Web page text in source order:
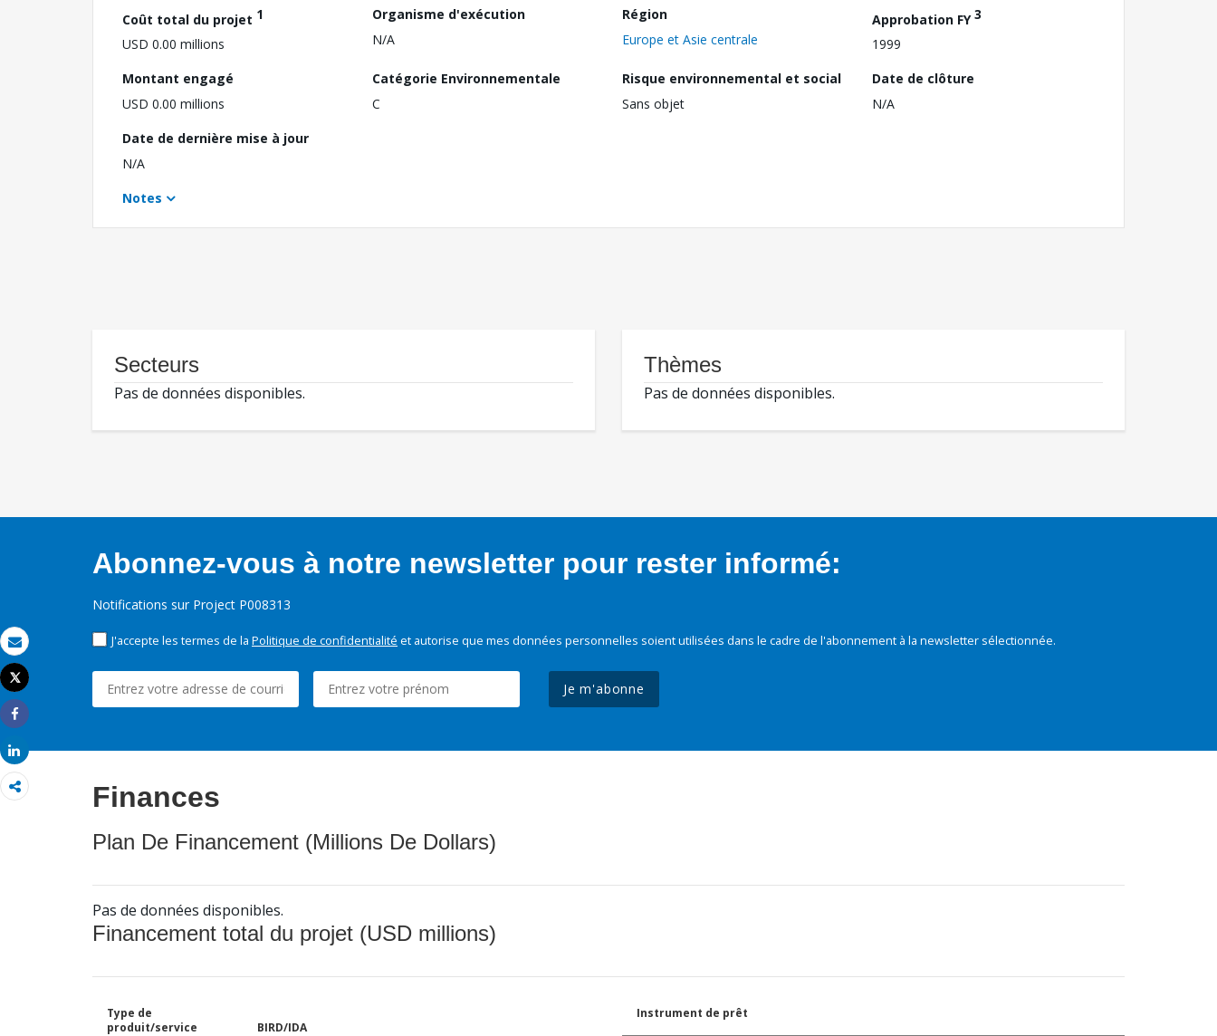
Email
Imprimer
Tweet
Share
Share
Coût total du projet 1
USD 0.00 millions
Organisme d'exécution
N/A
Région
Europe et Asie centrale
Approbation FY3
1999
Montant engagé
USD 0.00 millions
Catégorie Environnementale
C
Risque environnemental et social
Sans objet
Date de clôture
N/A
Date de dernière mise à jour
N/A
Notes
Secteurs
Pas de données disponibles.
Thèmes
Pas de données disponibles.
Abonnez-vous à notre newsletter pour rester informé:
Notifications sur Project P008313
J'accepte les termes de la Politique de confidentialité et autorise que mes données personnelles soient utilisées dans le cadre de l'abonnement à la newsletter sélectionnée.
Je m'abonne
Finances
Plan De Financement (Millions De Dollars)
Pas de données disponibles.
Financement total du projet (USD millions)
Type de
produit/service
BIRD/IDA
Instrument de prêt